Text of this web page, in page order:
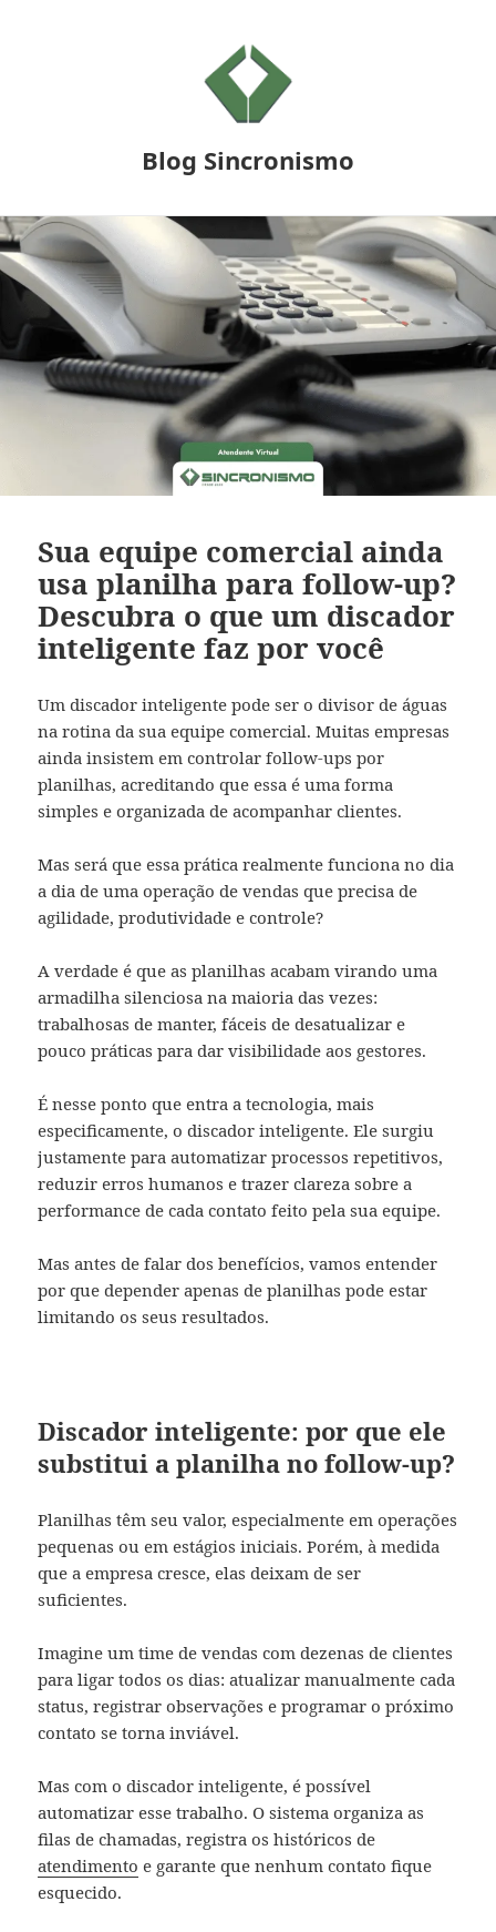
Blog Sincronismo
Sua equipe comercial ainda
usa planilha para follow-up?
Descubra o que um discador
inteligente faz por você
Um discador inteligente pode ser o divisor de águas
na rotina da sua equipe comercial. Muitas empresas
ainda insistem em controlar follow-ups por
planilhas, acreditando que essa é uma forma
simples e organizada de acompanhar clientes.
Mas será que essa prática realmente funciona no dia
a dia de uma operação de vendas que precisa de
agilidade, produtividade e controle?
A verdade é que as planilhas acabam virando uma
armadilha silenciosa na maioria das vezes:
trabalhosas de manter, fáceis de desatualizar e
pouco práticas para dar visibilidade aos gestores.
É nesse ponto que entra a tecnologia, mais
especificamente, o discador inteligente. Ele surgiu
justamente para automatizar processos repetitivos,
reduzir erros humanos e trazer clareza sobre a
performance de cada contato feito pela sua equipe.
Mas antes de falar dos benefícios, vamos entender
por que depender apenas de planilhas pode estar
limitando os seus resultados.
Discador inteligente: por que ele
substitui a planilha no follow-up?
Planilhas têm seu valor, especialmente em operações
pequenas ou em estágios iniciais. Porém, à medida
que a empresa cresce, elas deixam de ser
suficientes.
Imagine um time de vendas com dezenas de clientes
para ligar todos os dias: atualizar manualmente cada
status, registrar observações e programar o próximo
contato se torna inviável.
Mas com o discador inteligente, é possível
automatizar esse trabalho. O sistema organiza as
filas de chamadas, registra os históricos de
atendimento e garante que nenhum contato fique
esquecido.